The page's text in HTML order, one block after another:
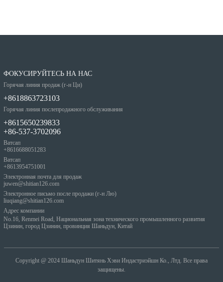
ФОКУСИРУЙТЕСЬ НА НАС
Горячая линия продаж (г-н Ци)
+8618863723103
Горячая линия послепродажного обслуживания
+8615650239833
+86-537-3702096
Ватсап
+8616688051283
Ватсап
+8613954751001
Электронная почта для продаж
juwen@shitian126.com
Электронное письмо после продажи (г-н Лю)
liuqiang@shitian126.com
Адрес компании
No.16, Renmei Road, Национальная зона технического промышленного развития
Цзинин, город Цзинин, провинция Шаньдун, Китай
Copyright @ 2024 Шаньдун Шитянь Хэви Индастриэйшн Ко., Лтд. Все права
защищены.